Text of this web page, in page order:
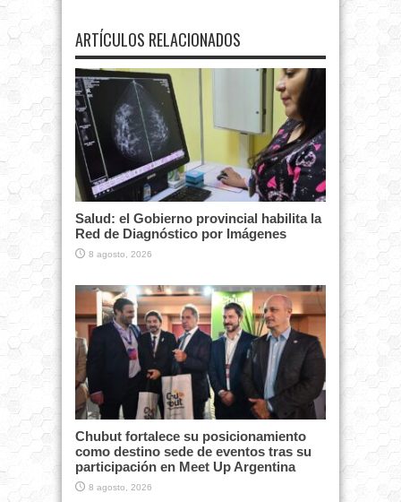
ARTÍCULOS RELACIONADOS
Salud: el Gobierno provincial habilita la
Red de Diagnóstico por Imágenes
8 agosto, 2026
Chubut fortalece su posicionamiento
como destino sede de eventos tras su
participación en Meet Up Argentina
8 agosto, 2026